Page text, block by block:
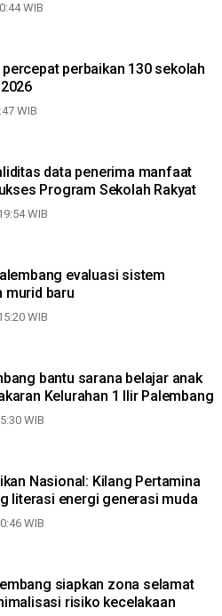
WIB
perbaikan 130 sekolah
WIB
data penerima manfaat
Program Sekolah Rakyat
WIB
evaluasi sistem
murid baru
WIB
bantu sarana belajar anak
Kelurahan 1 Ilir Palembang
WIB
Nasional: Kilang Pertamina
literasi energi generasi muda
WIB
siapkan zona selamat
risiko kecelakaan